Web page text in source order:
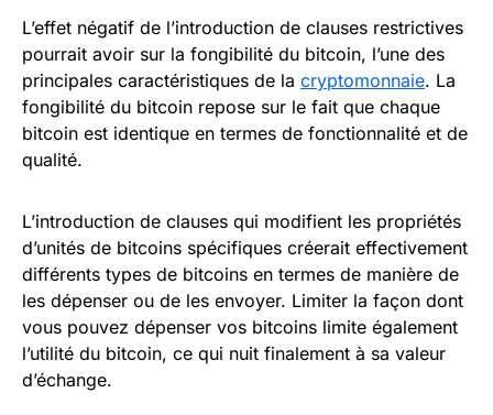
L’effet négatif de l’introduction de clauses restrictives
pourrait avoir sur la fongibilité du bitcoin, l’une des
principales caractéristiques de la cryptomonnaie. La
fongibilité du bitcoin repose sur le fait que chaque
bitcoin est identique en termes de fonctionnalité et de
qualité.
L’introduction de clauses qui modifient les propriétés
d’unités de bitcoins spécifiques créerait effectivement
différents types de bitcoins en termes de manière de
les dépenser ou de les envoyer. Limiter la façon dont
vous pouvez dépenser vos bitcoins limite également
l’utilité du bitcoin, ce qui nuit finalement à sa valeur
d’échange.